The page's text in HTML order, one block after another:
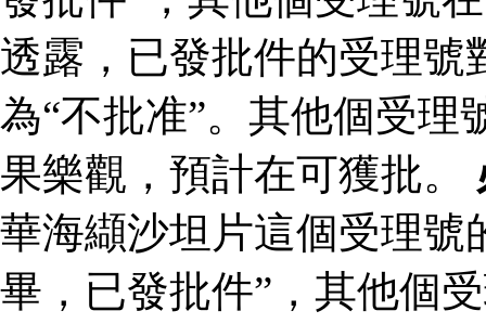
透露，已發批件的受理號
為“不批准”。其他個受理
果樂觀，預計在可獲批。
華海纈沙坦片這個受理號
畢，已發批件”，其他個